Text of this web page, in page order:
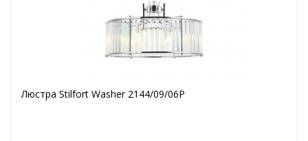
Люстра Stilfort Washer 2144/09/06P